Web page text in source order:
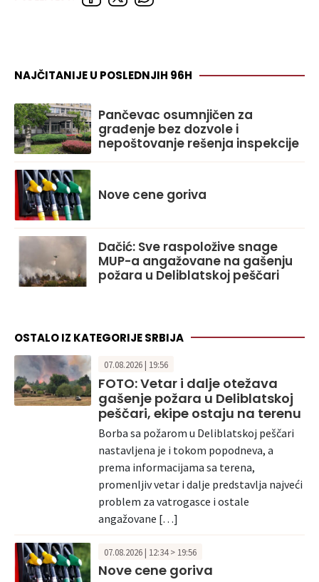
NAJČITANIJE U POSLEDNJIH 96H
Pančevac osumnjičen za
građenje bez dozvole i
nepoštovanje rešenja inspekcije
Nove cene goriva
Dačić: Sve raspoložive snage
MUP-a angažovane na gašenju
požara u Deliblatskoj peščari
OSTALO IZ KATEGORIJE SRBIJA
07.08.2026 | 19:56
FOTO: Vetar i dalje otežava
gašenje požara u Deliblatskoj
peščari, ekipe ostaju na terenu
Borba sa požarom u Deliblatskoj peščari
nastavljena je i tokom popodneva, a
prema informacijama sa terena,
promenljiv vetar i dalje predstavlja najveći
problem za vatrogasce i ostale
angažovane […]
07.08.2026 | 12:34 > 19:56
Nove cene goriva